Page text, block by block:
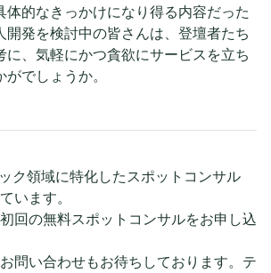
体的なきっかけになり得る内容だった
開発を検討中の皆さんは、登壇者たち
に、気軽にかつ貪欲にサービスを立ち
がでしょうか。
ク領域に特化したスポットコンサル
います。
回の無料スポットコンサルをお申し込
問い合わせもお待ちしております。テ